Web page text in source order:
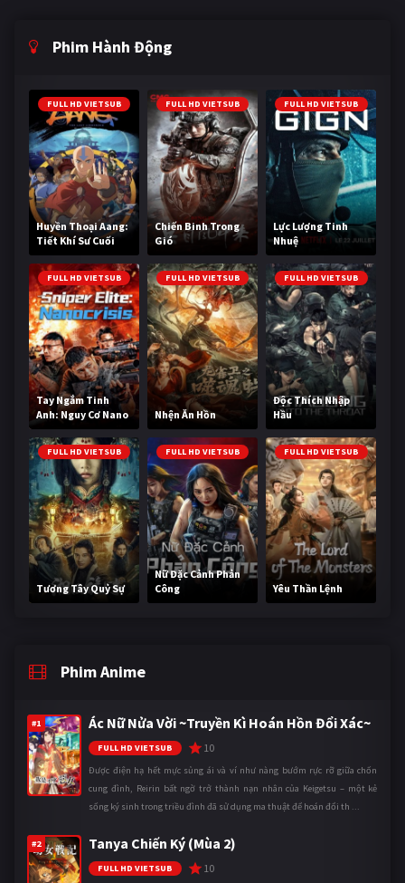
Phim Hành Động
FULL HD VIETSUB
Huyền Thoại Aang:
Tiết Khí Sư Cuối
Cùng
FULL HD VIETSUB
Chiến Binh Trong
Gió
FULL HD VIETSUB
Lực Lượng Tinh
Nhuệ
FULL HD VIETSUB
Tay Ngắm Tinh
Anh: Nguy Cơ Nano
FULL HD VIETSUB
Nhện Ăn Hồn
FULL HD VIETSUB
Độc Thích Nhập
Hầu
FULL HD VIETSUB
Tương Tây Quỷ Sự
FULL HD VIETSUB
Nữ Đặc Cảnh Phản
Công
FULL HD VIETSUB
Yêu Thần Lệnh
Phim Anime
#1 Ác Nữ Nửa Vời ~Truyền Kì Hoán Hồn Đổi Xác~
FULL HD VIETSUB 10
Được điện hạ hết mực sủng ái và ví như nàng bướm rực rỡ giữa chốn
cung đình, Reirin bất ngờ trở thành nạn nhân của Keigetsu – một kẻ
sống ký sinh trong triều đình đã sử dụng ma thuật để hoán đổi th ...
#2 Tanya Chiến Ký (Mùa 2)
FULL HD VIETSUB 10